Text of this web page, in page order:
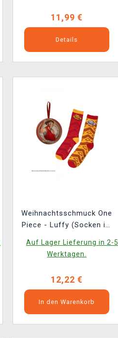
11,99 €
Details
Weihnachtsschmuck One
Piece - Luffy (Socken im
Auf Lager Lieferung in 2-5
Werktagen.
12,22 €
In den Warenkorb